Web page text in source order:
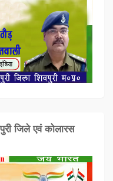
जिले एवं कोलारस